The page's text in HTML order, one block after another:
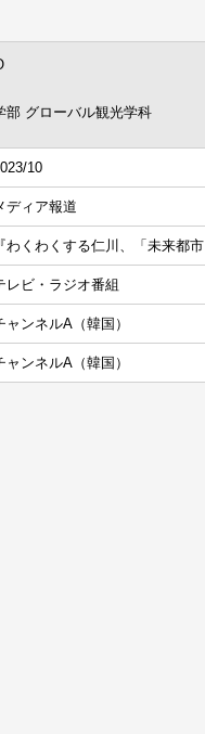
グローバル観光学科
10
ディア報道
『わくわくする仁川、「未来都
レビ・ラジオ番組
ャンネルA（韓国）
ャンネルA（韓国）